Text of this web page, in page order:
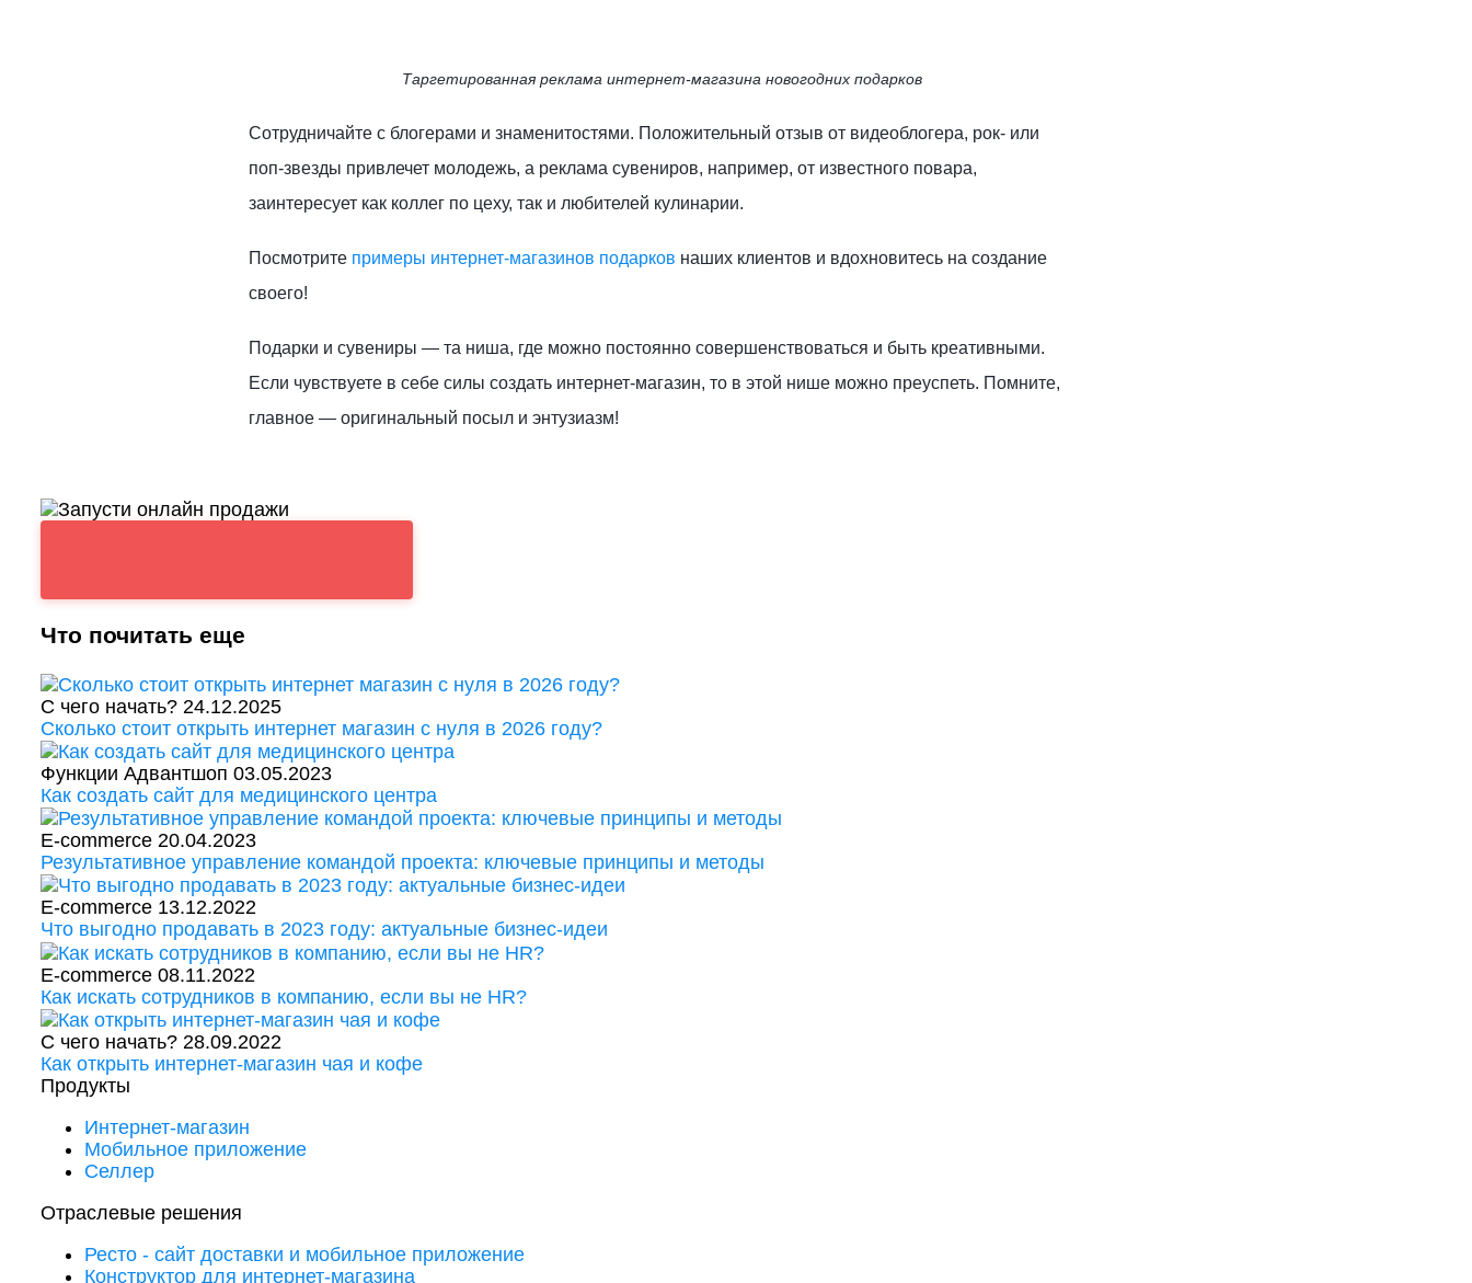
Таргетированная реклама интернет-магазина новогодних подарков
Сотрудничайте с блогерами и знаменитостями. Положительный отзыв от видеоблогера, рок- или
поп-звезды привлечет молодежь, а реклама сувениров, например, от известного повара,
заинтересует как коллег по цеху, так и любителей кулинарии.
Посмотрите примеры интернет-магазинов подарков наших клиентов и вдохновитесь на создание
своего!
Подарки и сувениры — та ниша, где можно постоянно совершенствоваться и быть креативными.
Если чувствуете в себе силы создать интернет-магазин, то в этой нише можно преуспеть. Помните,
главное — оригинальный посыл и энтузиазм!
Что почитать еще
С чего начать? 24.12.2025
Сколько стоит открыть интернет магазин с нуля в 2026 году?
Функции Адвантшоп 03.05.2023
Как создать сайт для медицинского центра
E-commerce 20.04.2023
Результативное управление командой проекта: ключевые принципы и методы
E-commerce 13.12.2022
Что выгодно продавать в 2023 году: актуальные бизнес-идеи
E-commerce 08.11.2022
Как искать сотрудников в компанию, если вы не HR?
С чего начать? 28.09.2022
Как открыть интернет-магазин чая и кофе
Продукты
Интернет-магазин
Мобильное приложение
Селлер
Отраслевые решения
Ресто - сайт доставки и мобильное приложение
Конструктор для интернет-магазина